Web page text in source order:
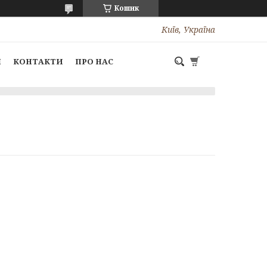
Кошик
Київ, Україна
КОНТАКТИ ПРО НАС